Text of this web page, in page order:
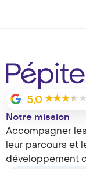
5,0
Notre mission
Accompagner
leur parcours et
développement